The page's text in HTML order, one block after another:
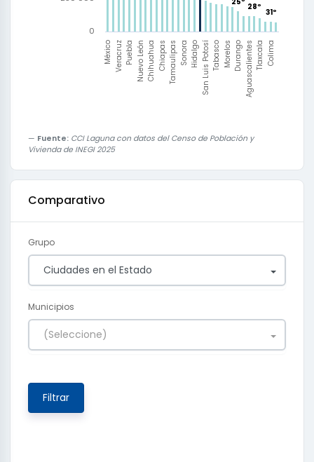
26º27º
28º
28º29º30º
31º
31º
32º
México VeracruzPueblaNuevo LeónChihuahuaChiapasTamaulipasSonoraHidalgoSan Luis PotosíTabascoMorelos DurangoAguascalientesTlaxcala Colima
0
Fuente: CCI Laguna con datos del Censo de Población y
Vivienda de INEGI 2025
Comparativo
Grupo
Ciudades en el Estado
Municipios
(Seleccione)
Filtrar